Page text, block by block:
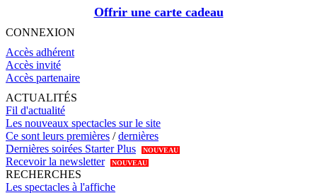
Offrir une carte cadeau
CONNEXION
Accès adhérent
Accès invité
Accès partenaire
ACTUALITÉS
Fil d'actualité
Les nouveaux spectacles sur le site
Ce sont leurs premières /dernières
Dernières soirées Starter Plus
NOUVEAU
Recevoir la newsletter NOUVEAU
RECHERCHES
Les spectacles à l'affiche